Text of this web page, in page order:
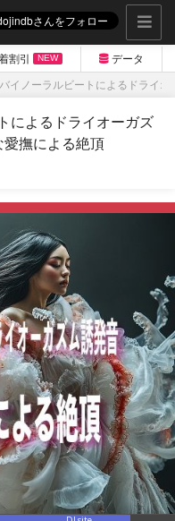
割引 NEW
データ
バイノーラルビートによるドライ
によるドライオーガズ
撫による絶頂